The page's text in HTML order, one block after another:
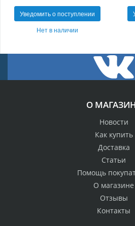
Уведомить о поступлении
Нет в наличии
О
Новости
Как купить
Доставка
Статьи
Помощь
О магазине
Отзывы
Контакты